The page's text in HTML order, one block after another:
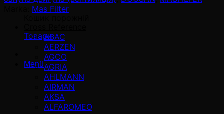
Товари
Menü
Mas Filter
ABAC
AERZEN
AGCO
AGRIA
AHLMANN
AIRMAN
AKSA
ALFAROMEO